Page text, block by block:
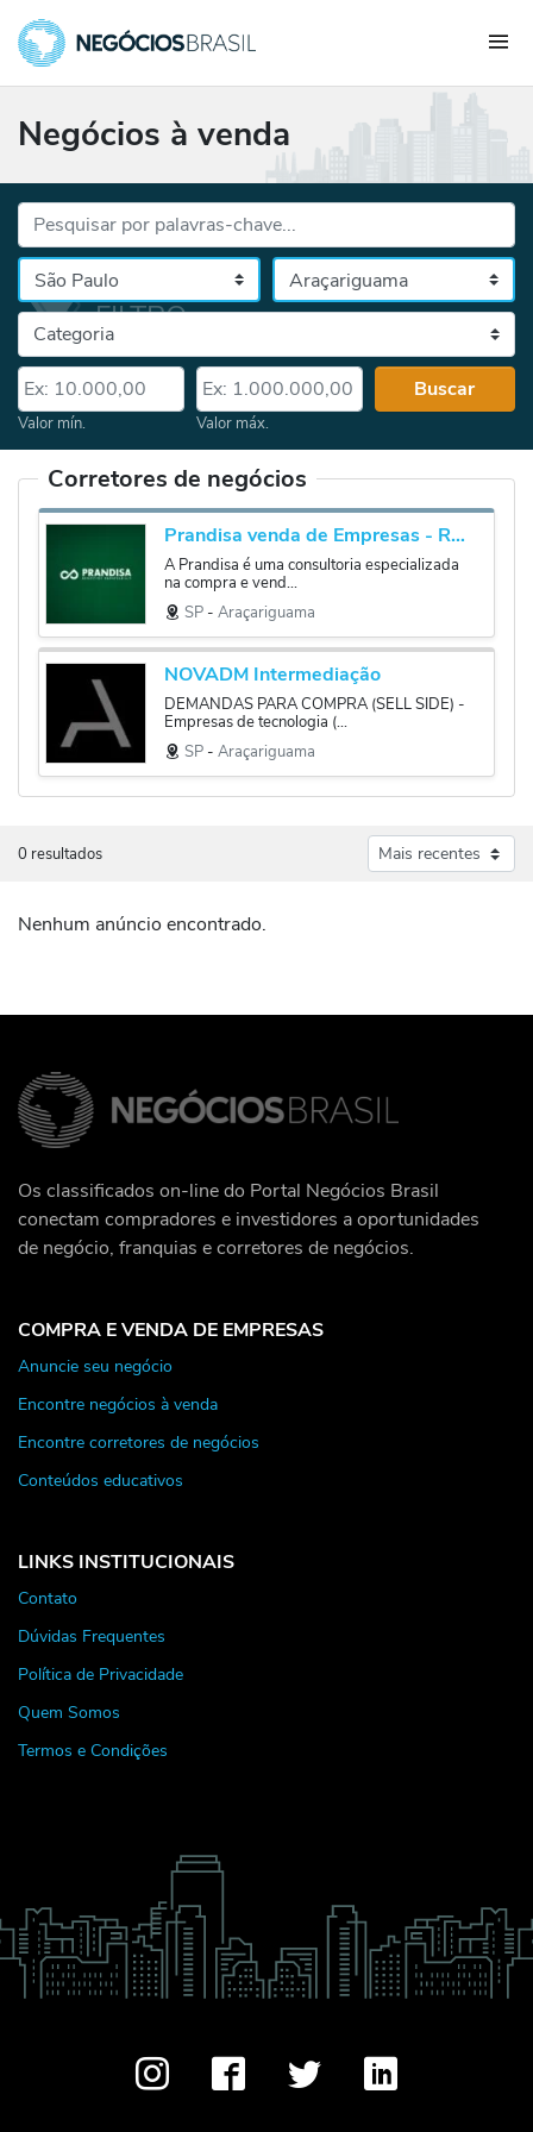
Negócios à venda
Palavras-chave...
Cidade
Selecione o estado, depois a cidade
Categoria
Valor mín.
Valor mín.
Valor máx.
Valor máx.
Buscar
Corretores de negócios
Prandisa venda de Empresas - Repasse de Franquias - Valuation
A Prandisa é uma consultoria especializada
na compra e vend...
SP ‐ Araçariguama
NOVADM Intermediação
DEMANDAS PARA COMPRA (SELL SIDE) -
Empresas de tecnologia (...
SP ‐ Araçariguama
0 resultados
Nenhum anúncio encontrado.
Os classificados on-line do Portal Negócios Brasil
conectam compradores e investidores a oportunidades
de negócio, franquias e corretores de negócios.
COMPRA E VENDA DE EMPRESAS
Anuncie seu negócio
Encontre negócios à venda
Encontre corretores de negócios
Conteúdos educativos
LINKS INSTITUCIONAIS
Contato
Dúvidas Frequentes
Política de Privacidade
Quem Somos
Termos e Condições